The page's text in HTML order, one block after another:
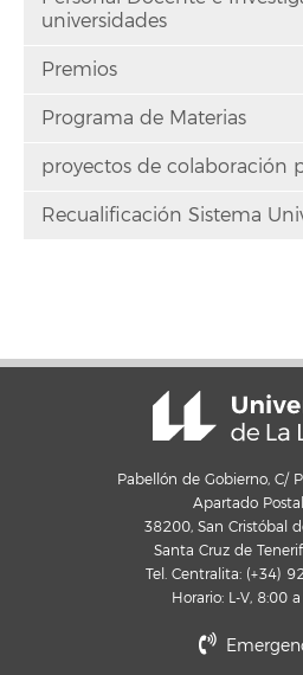
universidades
Premios
Programa de Materias
proyectos de colaboración
Recualificación Sistema
Pabellón de Gobierno, C/
Apartado
38200, San Cristóbal
Santa Cruz de
Tel. Centralita: (+34)
Horario: L-V, 8:00